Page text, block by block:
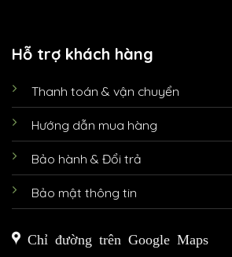
Hỗ trợ khách hàng
Thanh toán & vận chuyển
Hướng dẫn mua hàng
Bảo hành & Đổi trả
Bảo mật thông tin
Chỉ đường trên Google Maps